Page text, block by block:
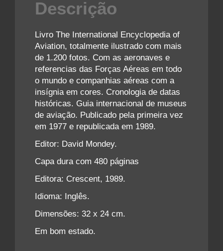
Descrição
Livro The International Encyclopedia of
Aviation, totalmente ilustrado com mais
de 1.200 fotos. Com as aeronaves e
referencias das Forças Aéreas em todo
o mundo e companhias aéreas com a
insígnia em cores. Cronologia de datas
históricas. Guia internacional de museus
de aviação. Publicado pela primeira vez
em 1977 e republicada em 1989.
Editor: David Mondey.
Capa dura com 480 páginas
Editora: Crescent, 1989.
Idioma: Inglês.
Dimensões: 32 x 24 cm.
Em bom estado.